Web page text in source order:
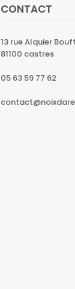
CONTACT
13 rue Alquier
81100 castres
05 63 59 77 62